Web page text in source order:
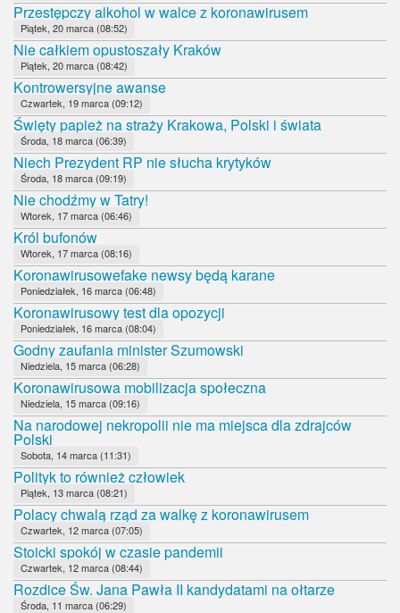
Przestępczy alkohol w walce z koronawirusem
Piątek, 20 marca (08:52)
Nie całkiem opustoszały Kraków
Piątek, 20 marca (08:42)
Kontrowersyjne awanse
Czwartek, 19 marca (09:12)
Święty papież na straży Krakowa, Polski i świata
Środa, 18 marca (06:39)
Niech Prezydent RP nie słucha krytyków
Środa, 18 marca (09:19)
Nie chodźmy w Tatry!
Wtorek, 17 marca (06:46)
Król bufonów
Wtorek, 17 marca (08:16)
Koronawirusowefake newsy będą karane
Poniedziałek, 16 marca (06:48)
Koronawirusowy test dla opozycji
Poniedziałek, 16 marca (08:04)
Godny zaufania minister Szumowski
Niedziela, 15 marca (06:28)
Koronawirusowa mobilizacja społeczna
Niedziela, 15 marca (09:16)
Na narodowej nekropolii nie ma miejsca dla zdrajców
Polski
Sobota, 14 marca (11:31)
Polityk to również człowiek
Piątek, 13 marca (08:21)
Polacy chwalą rząd za walkę z koronawirusem
Czwartek, 12 marca (07:05)
Stoicki spokój w czasie pandemii
Czwartek, 12 marca (08:44)
Rozdice Św. Jana Pawła II kandydatami na ołtarze
Środa, 11 marca (06:29)